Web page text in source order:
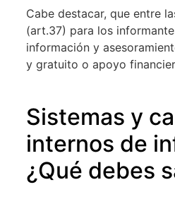
Cabe destacar, que entre
(art.37) para los
información y
y gratuito o apoyo
Sistemas y
internos de
¿Qué debes